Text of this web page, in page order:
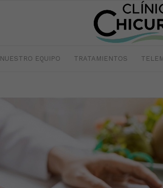
NUESTRO EQUIPO TRATAMIENTOS